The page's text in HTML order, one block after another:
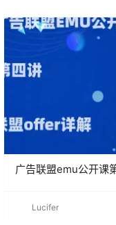
广告联盟emu公开课
Lucifer